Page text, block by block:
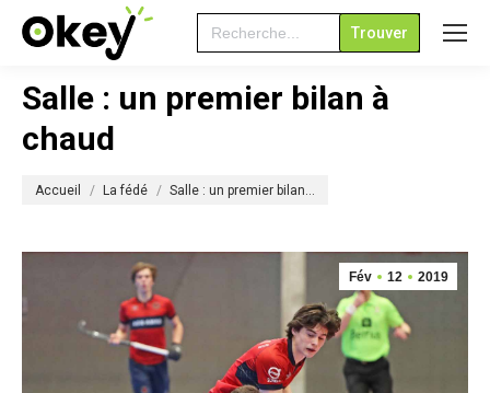
Search
for:
Salle : un premier bilan à
chaud
Accueil La fédé Salle : un premier bilan…
Fév 12 2019